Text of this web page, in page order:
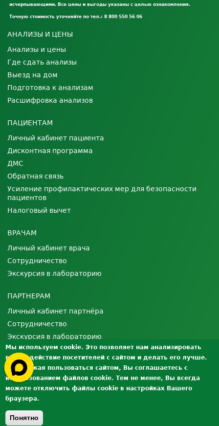
исчерпывающими. Все цены и выгоды указаны с целью ознакомления.
Точную стоимость уточняйте по тел.: 8 800 550 56 06
АНАЛИЗЫ И ЦЕНЫ
Анализы и цены
Где сдать анализы
Выезд на дом
Подготовка к анализам
Расшифровка анализов
ПАЦИЕНТАМ
Личный кабинет пациента
Дисконтная программа
ДМС
Обратная связь
Усиление профилактических мер для безопасности
пациентов
Налоговый вычет
ВРАЧАМ
Личный кабинет врача
Сотрудничество
Экскурсия в лабораторию
ПАРТНЕРАМ
Личный кабинет партнёра
Сотрудничество
Экскурсия в лабораторию
О ЛАБОРАТОРИИ
Лицензии и сертификаты
Контроль качества
Вакансии
Документы
Мы используем cookie. Это позволяет нам анализировать
взаимодействие посетителей с сайтом и делать его лучше.
Продолжая пользоваться сайтом, Вы соглашаетесь с
использованием файлов cookie. Тем не менее, Вы всегда
можете отключить файлы cookie в настройках Вашего
браузера.
Понятно